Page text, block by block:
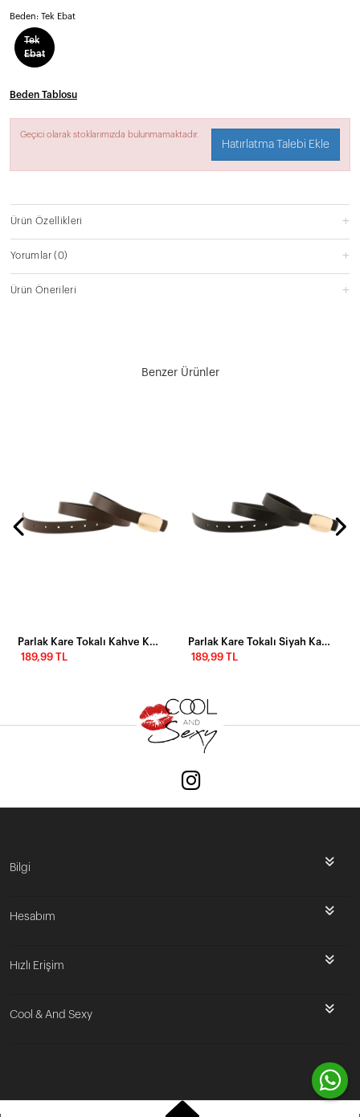
Beden: Tek Ebat
Tek
Ebat
Beden Tablosu
Geçici olarak stoklarımızda bulunmamaktadır.
Hatırlatma Talebi Ekle
Ürün Özellikleri
Yorumlar(0)
Ürün Önerileri
Benzer Ürünler
Parlak Kare Tokalı Kahve Kadın Kemeri
189,99 TL
Parlak Kare Tokalı Siyah Kadın Kemeri
189,99 TL
Bilgi
Hesabım
Hızlı Erişim
Cool & And Sexy